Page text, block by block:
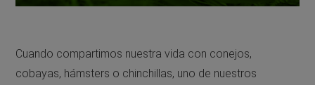
Cuando compartimos nuestra vida con conejos,
cobayas, hámsters o chinchillas, uno de nuestros